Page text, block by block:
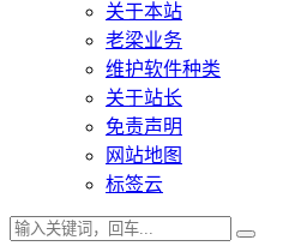
关于本站
老梁业务
维护软件种类
关于站长
免责声明
网站地图
标签云